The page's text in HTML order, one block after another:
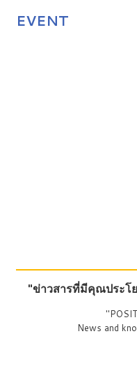
EVENT
"ข่าวสารที่มีคุณประโ
News and